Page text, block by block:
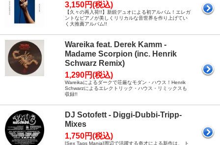
3,150円(税込)
【久々の再入荷!!】新鋭デュオによる初アルバム！エレガ
ントなピアノが美しくリリカルな音世界を作り上げてい
く大推薦アルバム!!
Wareika feat. Derek Kamm -
Madame Scorpion (inc. Henrik
Schwarz Remix)
1,290円(税込)
Wareikaによるダークで荘厳なモダン・ハウス！Henrik
Schwarzによるエレクトリック・ハウス・リミックスも
収録!!
DJ Sotofett - Diggi-Dubbi-Tripp-
Mixes
1,750円(税込)
[Sex Tags Mania]周辺で活躍する奇才による新作は、 ト